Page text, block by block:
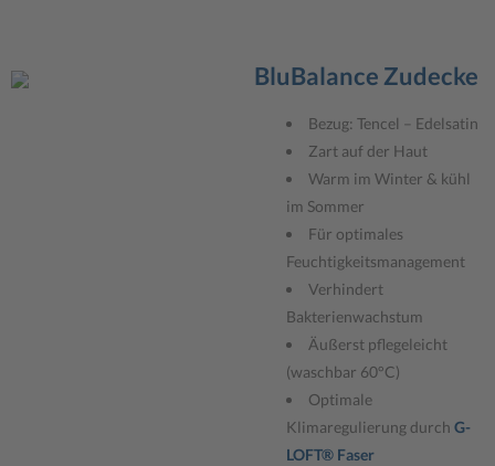
BluBalance Zudecke
Bezug: Tencel – Edelsatin
Zart auf der Haut
Warm im Winter & kühl
im Sommer
Für optimales
Feuchtigkeitsmanagement
Verhindert
Bakterienwachstum
Äußerst pflegeleicht
(waschbar 60°C)
Optimale
Klimaregulierung durch G-
LOFT® Faser